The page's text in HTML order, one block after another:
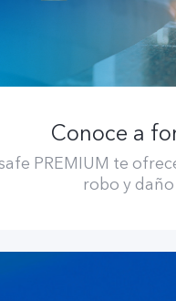
Conoce a
PREMIUM te
robo y